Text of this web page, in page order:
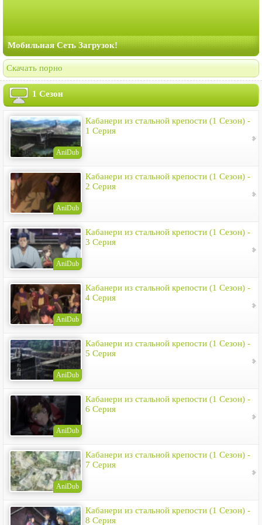
Мобильная Сеть Загрузок!
Скачать порно
1 Сезон
AniDub
Кабанери из стальной крепости (1 Сезон) -
1 Серия
AniDub
Кабанери из стальной крепости (1 Сезон) -
2 Серия
AniDub
Кабанери из стальной крепости (1 Сезон) -
3 Серия
AniDub
Кабанери из стальной крепости (1 Сезон) -
4 Серия
AniDub
Кабанери из стальной крепости (1 Сезон) -
5 Серия
AniDub
Кабанери из стальной крепости (1 Сезон) -
6 Серия
AniDub
Кабанери из стальной крепости (1 Сезон) -
7 Серия
Кабанери из стальной крепости (1 Сезон) -
8 Серия